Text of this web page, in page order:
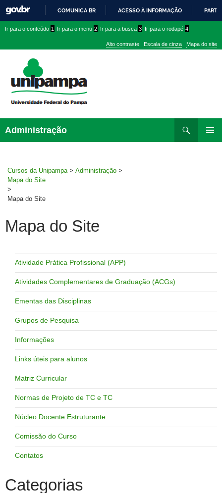
PARA
CONTEÚDO
COMUNICA BR ACESSO À INFORMAÇÃO
conteúdo
menu
superior
menu
Ir para o conteúdo 1 Ir para o menu 2 Ir para a busca 3 Ir para o rodapé 4
Alto contraste Escala de cinza Mapa do site
Administração
Cursos da Unipampa > Administração >
Mapa do Site
>
Mapa do Site
Mapa do Site
Atividade Prática Profissional (APP)
Atividades Complementares de Graduação (ACGs)
Ementas das Disciplinas
Grupos de Pesquisa
Informações
Links úteis para alunos
Matriz Curricular
Normas de Projeto de TC e TC
Núcleo Docente Estruturante
Comissão do Curso
Contatos
Categorias